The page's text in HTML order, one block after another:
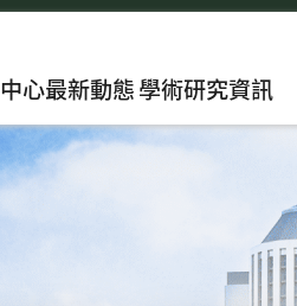
中心最新動態學術研究資訊